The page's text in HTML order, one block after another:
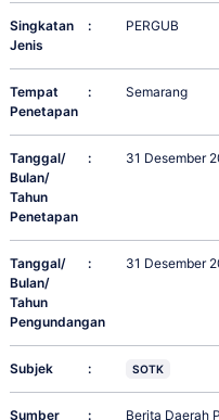
Singkatan
Jenis
: PERGUB
Tempat
Penetapan
: Semarang
Tanggal/
Bulan/
Tahun
Penetapan
: 31 Desember
Tanggal/
Bulan/
Tahun
Pengundangan
: 31 Desember
Subjek : SOTK
Sumber :
Berita Daerah